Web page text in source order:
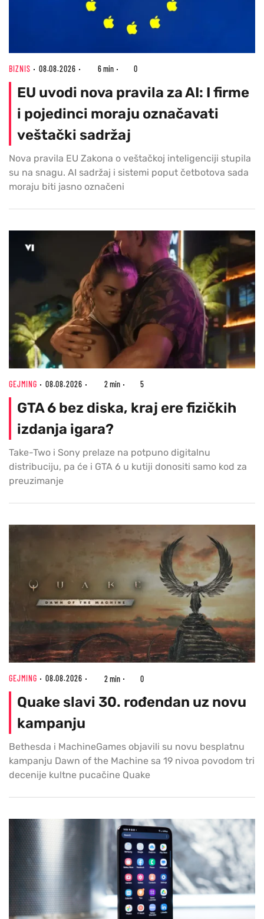
BIZNIS 08.08.2026 6 min 0
EU uvodi nova pravila za AI: I firme
i pojedinci moraju označavati
veštački sadržaj
Nova pravila EU Zakona o veštačkoj inteligenciji stupila
su na snagu. AI sadržaj i sistemi poput četbotova sada
moraju biti jasno označeni
GEJMING 08.08.2026 2 min 5
GTA 6 bez diska, kraj ere fizičkih
izdanja igara?
Take-Two i Sony prelaze na potpuno digitalnu
distribuciju, pa će i GTA 6 u kutiji donositi samo kod za
preuzimanje
GEJMING 08.08.2026 2 min 0
Quake slavi 30. rođendan uz novu
kampanju
Bethesda i MachineGames objavili su novu besplatnu
kampanju Dawn of the Machine sa 19 nivoa povodom tri
decenije kultne pucačine Quake